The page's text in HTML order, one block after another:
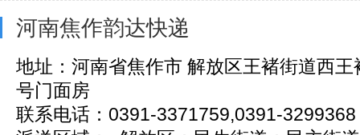
河南焦作韵达快递
地址：河南省焦作市 解放区王褚街道西
号门面房
联系电话：0391-3371759,0391-3299368